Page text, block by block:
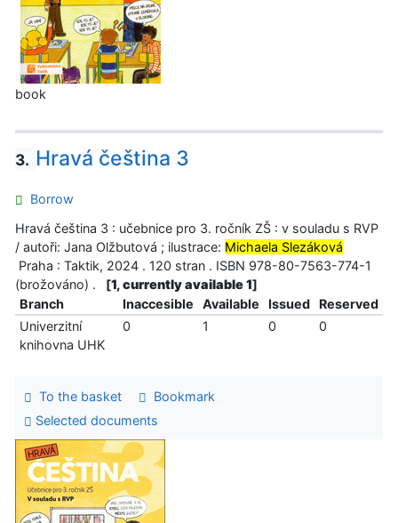
book
3. Hravá čeština 3
Borrow
Hravá čeština 3 : učebnice pro 3. ročník ZŠ : v souladu s RVP
/ autoři: Jana Olžbutová ; ilustrace: Michaela Slezáková
Praha : Taktik, 2024 . 120 stran . ISBN 978-80-7563-774-1
(brožováno) .
[1, currently available 1]
Branch
Inaccesible Available Issued
Reserved
Univerzitní
knihovna UHK
0 1 0 0
To the basket
Bookmark
Selected documents